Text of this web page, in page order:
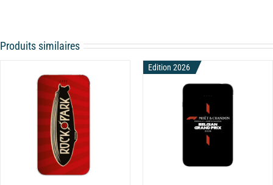
à
à
Produits similaires
Edition 2026
CHOIX DES OPTIONS
CE
PRODUIT
A
PLUSIEURS
/ DÉTAILS